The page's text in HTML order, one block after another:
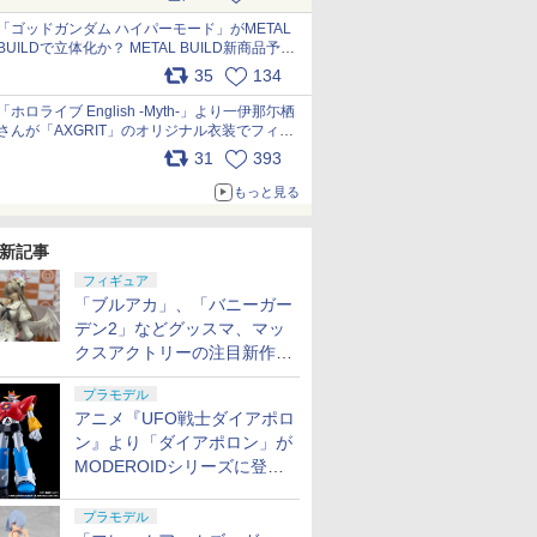
新フォーマットでキット化！
nszPIDTpbg
ゴッドガンダム ハイパーモード」がMETAL
で立体化か？ METAL BUILD新商品予告
が公開 pic.x.com/HIcLLIM3ar35 134
ホロライブ English -Myth-」より一伊那尓栖
んが「AXGRIT」のオリジナル衣装でフィギ
ュア化 pic.x.com/YMGhdIAzNa
31 393
もっと見る
記事
フィギュア
「ブルアカ」、「バニーガー
デン2」などグッスマ、マッ
クスアクトリーの注目新作フ
ィギュアが展示【ホビーメー
カー合同展示会】
プラモデル
アニメ『UFO戦士ダイアポロ
ン』より「ダイアポロン」が
MODEROIDシリーズに登
プラモデル